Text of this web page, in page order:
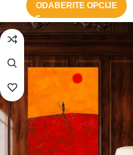
ODABERITE OPCIJE